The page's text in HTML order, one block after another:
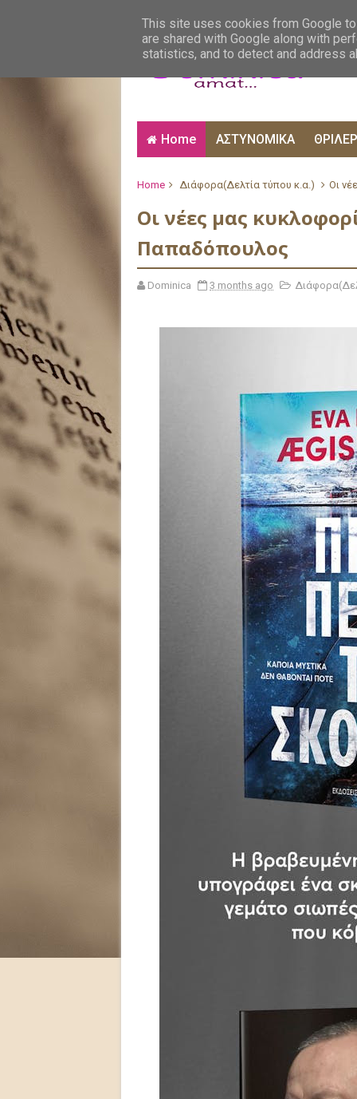
Home ΑΣΤΥΝΟΜΙΚΑ ΘΡΙΛΕΡ
Home Διάφορα(Δελτία τύπου κ.α.) Οι
Οι νέες μας
Παπαδόπουλος
Dominica 3 months ago
This site uses cookies from Google
are shared with Google along with
statistics, and to detect and address